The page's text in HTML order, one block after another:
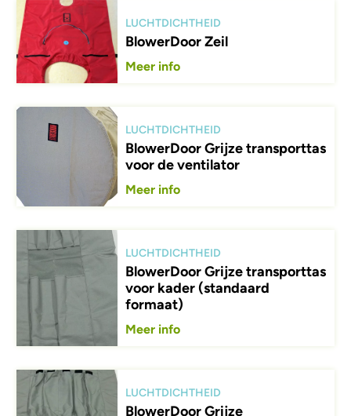
Afbeelding
LUCHTDICHTHEID
BlowerDoor Zeil
Meer info
Afbeelding
LUCHTDICHTHEID
BlowerDoor Grijze transporttas
voor de ventilator
Meer info
Afbeelding
LUCHTDICHTHEID
BlowerDoor Grijze transporttas
voor kader (standaard
formaat)
Meer info
Afbeelding
LUCHTDICHTHEID
BlowerDoor Grijze